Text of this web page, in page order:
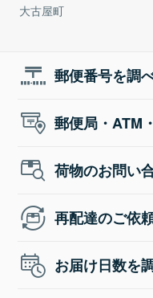
大古屋町
郵便番号を調
郵便局・ATM
荷物のお問い
再配達のご依
お届け日数を